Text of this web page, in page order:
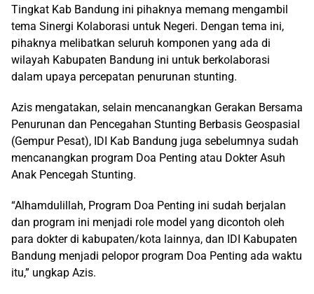
Tingkat Kab Bandung ini pihaknya memang mengambil
tema Sinergi Kolaborasi untuk Negeri. Dengan tema ini,
pihaknya melibatkan seluruh komponen yang ada di
wilayah Kabupaten Bandung ini untuk berkolaborasi
dalam upaya percepatan penurunan stunting.
Azis mengatakan, selain mencanangkan Gerakan Bersama
Penurunan dan Pencegahan Stunting Berbasis Geospasial
(Gempur Pesat), IDI Kab Bandung juga sebelumnya sudah
mencanangkan program Doa Penting atau Dokter Asuh
Anak Pencegah Stunting.
“Alhamdulillah, Program Doa Penting ini sudah berjalan
dan program ini menjadi role model yang dicontoh oleh
para dokter di kabupaten/kota lainnya, dan IDI Kabupaten
Bandung menjadi pelopor program Doa Penting ada waktu
itu,” ungkap Azis.